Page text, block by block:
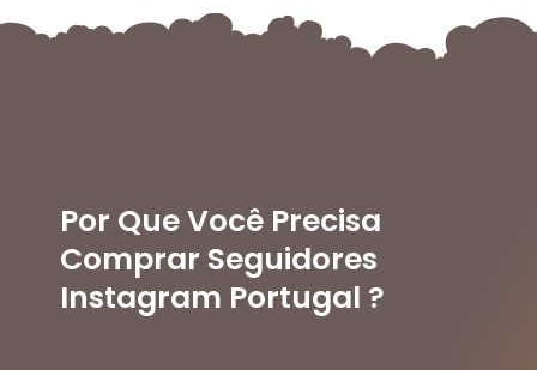
Por Que Você Precisa
Comprar Seguidores
Instagram Portugal ?